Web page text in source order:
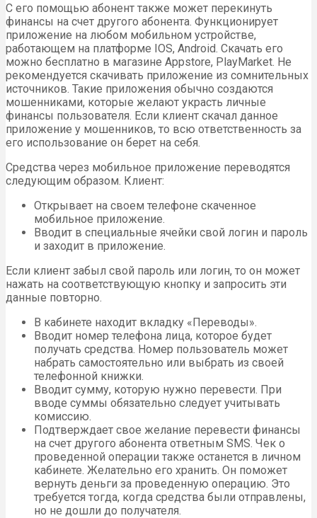
С его помощью абонент также может перекинуть
финансы на счет другого абонента. Функционирует
приложение на любом мобильном устройстве,
работающем на платформе IOS, Android. Скачать его
можно бесплатно в магазине Appstore, PlayMarket. Не
рекомендуется скачивать приложение из сомнительных
источников. Такие приложения обычно создаются
мошенниками, которые желают украсть личные
финансы пользователя. Если клиент скачал данное
приложение у мошенников, то всю ответственность за
его использование он берет на себя.
Средства через мобильное приложение переводятся
следующим образом. Клиент:
Открывает на своем телефоне скаченное
мобильное приложение.
Вводит в специальные ячейки свой логин и пароль
и заходит в приложение.
Если клиент забыл свой пароль или логин, то он может
нажать на соответствующую кнопку и запросить эти
данные повторно.
В кабинете находит вкладку «Переводы».
Вводит номер телефона лица, которое будет
получать средства. Номер пользователь может
набрать самостоятельно или выбрать из своей
телефонной книжки.
Вводит сумму, которую нужно перевести. При
вводе суммы обязательно следует учитывать
комиссию.
Подтверждает свое желание перевести финансы
на счет другого абонента ответным SMS. Чек о
проведенной операции также останется в личном
кабинете. Желательно его хранить. Он поможет
вернуть деньги за проведенную операцию. Это
требуется тогда, когда средства были отправлены,
но не дошли до получателя.